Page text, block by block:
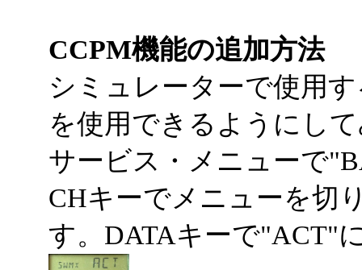
CCPM機能の追加方法
シミュレーターで使用
を使用できるようにし
サービス・メニューで
CHキーでメニューを切
す。DATAキーで"ACT"